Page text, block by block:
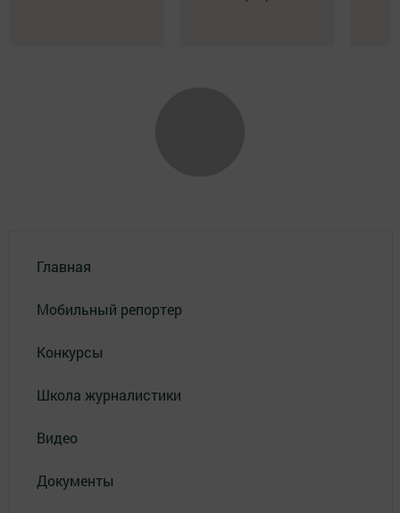
Главная
Мобильный репортер
Конкурсы
Школа журналистики
Видео
Документы